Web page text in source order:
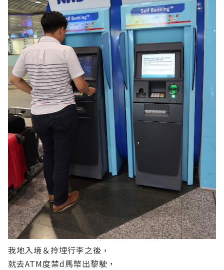
我地入境＆拎埋行李之後，
就去ATM度禁d馬幣出黎駛，